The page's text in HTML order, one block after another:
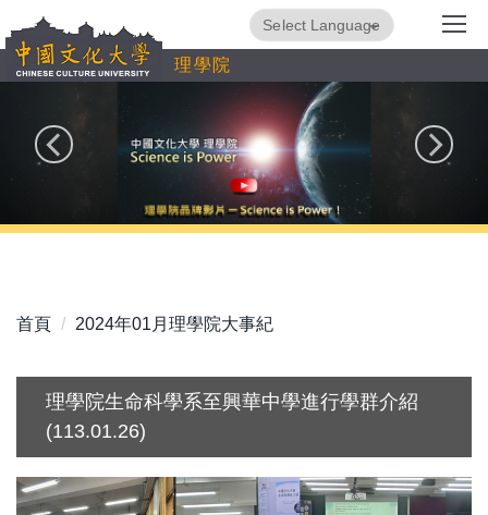
到
主
理學院
Translate
首頁 2024年01月理學院大事紀
理學院生命科學系至興華中學進行學群介紹
(113.01.26)